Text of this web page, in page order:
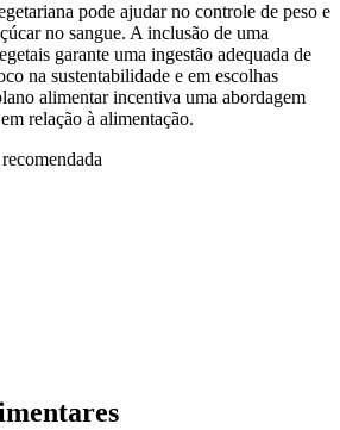
pode ajudar no controle de peso e
no sangue. A inclusão de uma
garante uma ingestão adequada de
na sustentabilidade e em escolhas
alimentar incentiva uma abordagem
relação à alimentação.